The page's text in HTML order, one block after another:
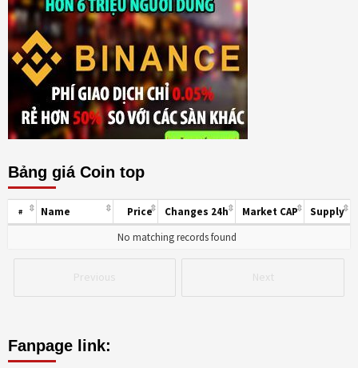
Bảng giá Coin top
Previous Next
# Name Price Changes 24h Market CAP
Supply
No matching records found
Fanpage link: